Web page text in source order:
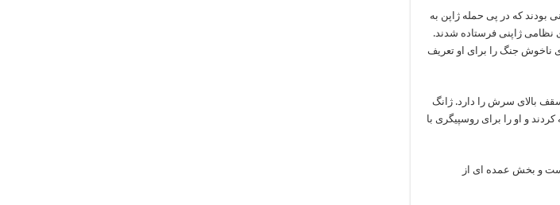
بودند که در پی حمله ژاپن به
نظامی ژاپنی فرستاده شدند.
جنگ را برای او تعریف
بالای سرش را دارد. ژانگ
چین حمله کردند و او را برای روسپیگری با
و بخش عمده ای از